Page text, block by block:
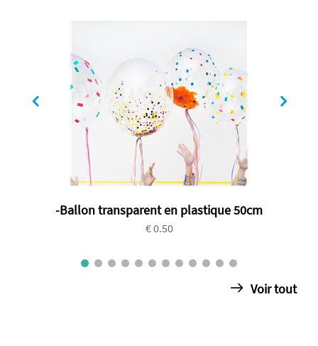
-Ballon transparent en plastique 50cm
€ 0.50
Voir tout